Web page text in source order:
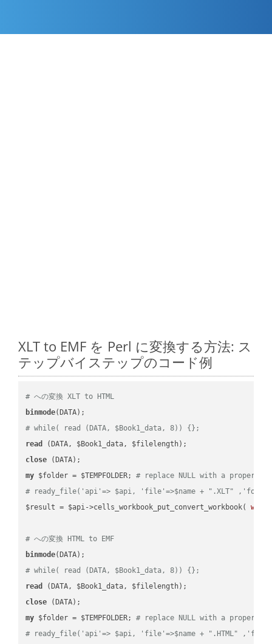
XLT to EMF を Perl に変換する方法: ス
テップバイステップのコード例
# への変換 XLT to HTML
binmode
# while( read (DATA, $Book1_data, 8)) {};
read
close
my $folder = $TEMPFOLDER; # replace NULL with a proper
# ready_file('api'=> $api, 'file'=>$name + ".XLT"
$result = $api->cells_workbook_put_convert_workbook(
# への変換 HTML to EMF
binmode
# while( read (DATA, $Book1_data, 8)) {};
read
close
my $folder = $TEMPFOLDER; # replace NULL with a proper
# ready_file('api'=> $api, 'file'=>$name + ".HTML"